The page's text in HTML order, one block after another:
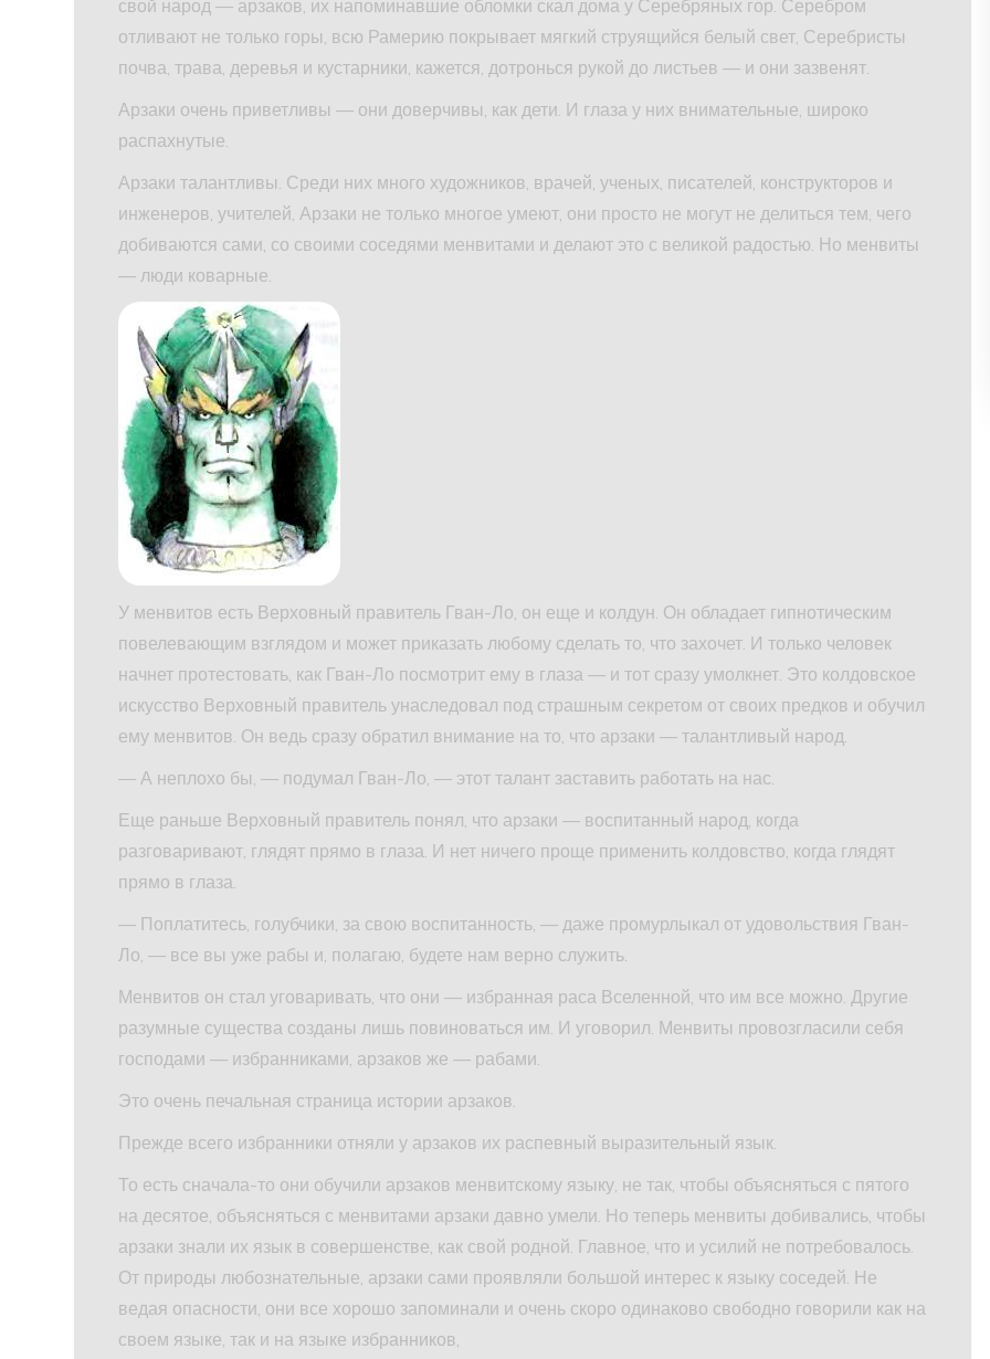
свой народ — арзаков, их напоминавшие обломки скал дома у Серебряных гор. Серебром
отливают не только горы, всю Рамерию покрывает мягкий струящийся белый свет, Серебристы
почва, трава, деревья и кустарники, кажется, дотронься рукой до листьев — и они зазвенят.
Арзаки очень приветливы — они доверчивы, как дети. И глаза у них внимательные, широко
распахнутые.
Арзаки талантливы. Среди них много художников, врачей, ученых, писателей, конструкторов и
инженеров, учителей, Арзаки не только многое умеют, они просто не могут не делиться тем, чего
добиваются сами, со своими соседями менвитами и делают это с великой радостью. Но менвиты
— люди коварные.
У менвитов есть Верховный правитель Гван-Ло, он еще и колдун. Он обладает гипнотическим
повелевающим взглядом и может приказать любому сделать то, что захочет. И только человек
начнет протестовать, как Гван-Ло посмотрит ему в глаза — и тот сразу умолкнет. Это колдовское
искусство Верховный правитель унаследовал под страшным секретом от своих предков и обучил
ему менвитов. Он ведь сразу обратил внимание на то, что арзаки — талантливый народ.
— А неплохо бы, — подумал Гван-Ло, — этот талант заставить работать на нас.
Еще раньше Верховный правитель понял, что арзаки — воспитанный народ, когда
разговаривают, глядят прямо в глаза. И нет ничего проще применить колдовство, когда глядят
прямо в глаза.
— Поплатитесь, голубчики, за свою воспитанность, — даже промурлыкал от удовольствия Гван-
Ло, — все вы уже рабы и, полагаю, будете нам верно служить.
Менвитов он стал уговаривать, что они — избранная раса Вселенной, что им все можно. Другие
разумные существа созданы лишь повиноваться им. И уговорил. Менвиты провозгласили себя
господами — избранниками, арзаков же — рабами.
Это очень печальная страница истории арзаков.
Прежде всего избранники отняли у арзаков их распевный выразительный язык.
То есть сначала-то они обучили арзаков менвитскому языку, не так, чтобы объясняться с пятого
на десятое, объясняться с менвитами арзаки давно умели. Но теперь менвиты добивались, чтобы
арзаки знали их язык в совершенстве, как свой родной. Главное, что и усилий не потребовалось.
От природы любознательные, арзаки сами проявляли большой интерес к языку соседей. Не
ведая опасности, они все хорошо запоминали и очень скоро одинаково свободно говорили как на
своем языке, так и на языке избранников,